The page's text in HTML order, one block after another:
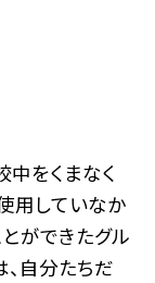
中をくまなく
用していなか
ができたグル
自分たちだ